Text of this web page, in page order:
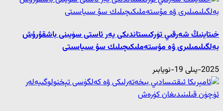
خىتاينىڭ شەرقىي تۈركىستاندىكى يەر ئاستى سۈيىنى باشقۇرۇش
بەلگىلىمىلىرى ۋە مۇستەملىكىچىلىك سۇ سىياسىتى
2025-يىلى 19-نويابىر